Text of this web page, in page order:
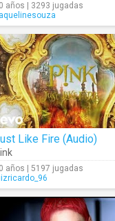
años | 3293 jugadas
Like Fire (Audio)
años | 5197 jugadas